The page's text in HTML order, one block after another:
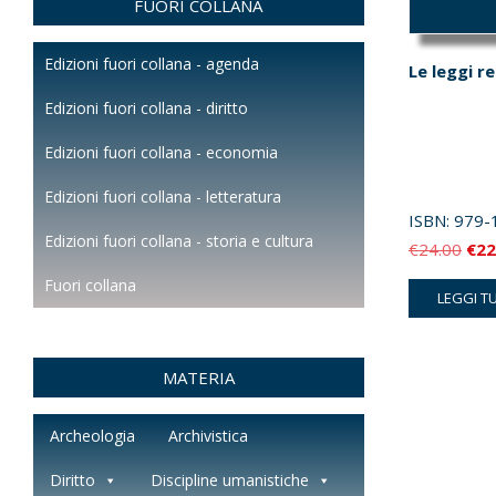
Le leggi
ISBN:979-
€24.00 Il
€
LEGGI
FUORI COLLANA
Edizioni fuori collana - agenda
Edizioni fuori collana - diritto
Edizioni fuori collana - economia
Edizioni fuori collana - letteratura
Edizioni fuori collana - storia e cultura
Fuori collana
MATERIA
Archeologia Archivistica
Diritto Discipline umanistiche